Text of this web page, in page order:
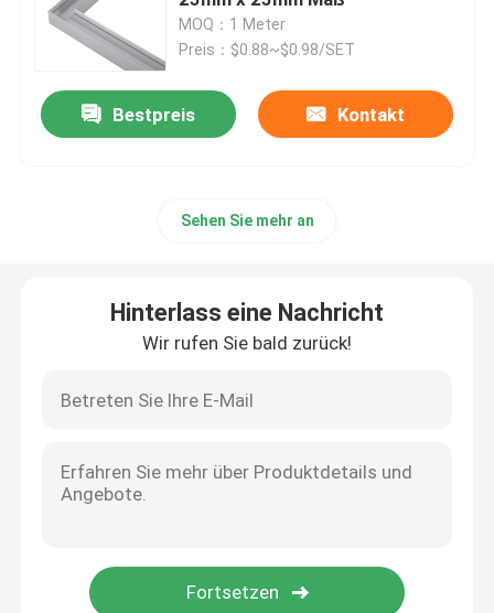
Intelligente LED-Neonbeleuchtung
Eck-LED-Profil
geführte lineare Lichter
PFEILER LED Streifen
Streifen SMD LED
MOQ：1 Meter
Preis：$0.88~$0.98/SET
Bestpreis Kontakt
Sehen Sie mehr an
Hinterlass eine Nachricht
Wir rufen Sie bald zurück!